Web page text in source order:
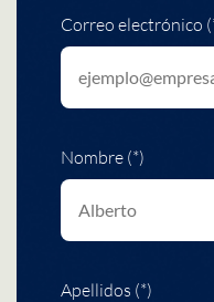
Correo electrónico
Nombre (*)
Apellidos (*)